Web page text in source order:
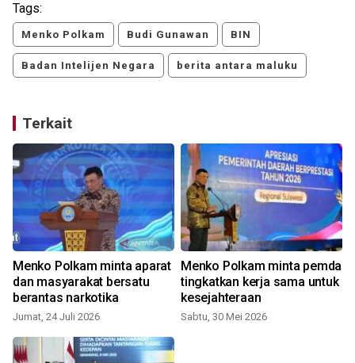
Tags:
Menko Polkam Budi Gunawan BIN
Badan Intelijen Negara berita antara maluku
Terkait
Menko Polkam minta aparat
dan masyarakat bersatu
berantas narkotika
Jumat, 24 Juli 2026
Menko Polkam minta pemda
tingkatkan kerja sama untuk
kesejahteraan
Sabtu, 30 Mei 2026